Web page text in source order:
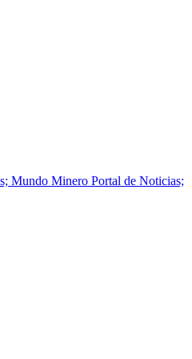
Mundo Minero Portal de Noticias;